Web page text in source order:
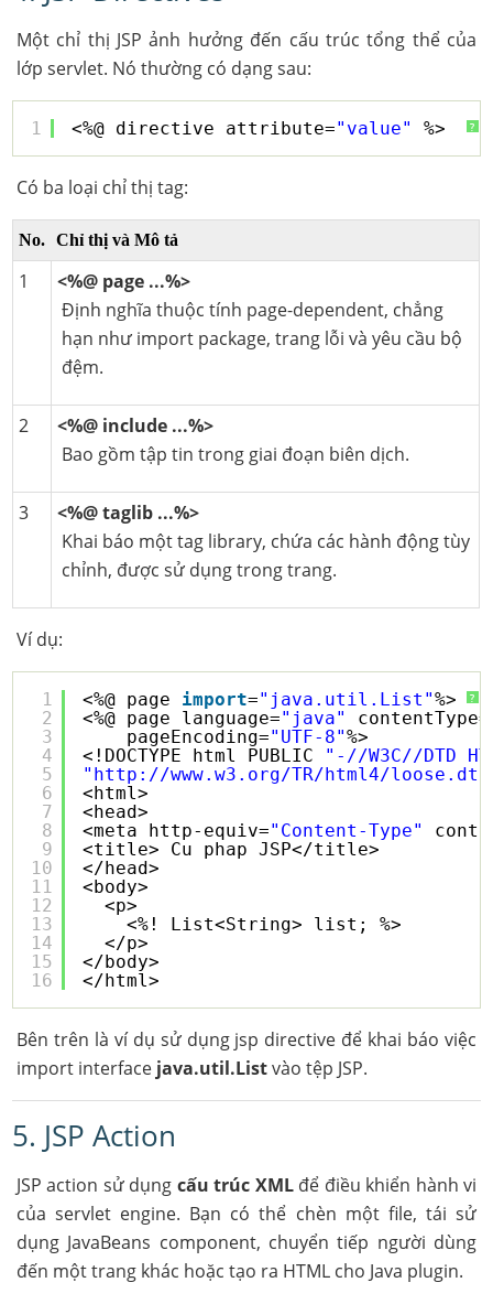
Một chỉ thị JSP ảnh hưởng đến cấu trúc tổng thể của
lớp servlet. Nó thường có dạng sau:
?
1 <%@ directive attribute="value" %>
Có ba loại chỉ thị tag:
No. Chỉ thị và Mô tả
1
<%@ page ...%>
Định nghĩa thuộc tính page-dependent, chẳng
hạn như import package, trang lỗi và yêu cầu bộ
đệm.
2
<%@ include ...%>
Bao gồm tập tin trong giai đoạn biên dịch.
3
<%@ taglib ...%>
Khai báo một tag library, chứa các hành động tùy
chỉnh, được sử dụng trong trang.
Ví dụ:
?
1
2
3
4
5
6
7
8
9
10
11
12
13
14
15
16
<%@ page import="java.util.List"%>
<%@ page language="java" contentType=
pageEncoding="UTF-8"%>
<!DOCTYPE html PUBLIC "-//W3C//DTD
" http://www.w3.org/TR/html4/loose.dtd
<html>
<head>
<meta http-equiv="Content-Type"
<title> Cu phap JSP</title>
</head>
<body>
<p>
<%! List<String> list; %>
</p>
</body>
</html>
Bên trên là ví dụ sử dụng jsp directive để khai báo việc
import interface java.util.Listvào tệp JSP.
5. JSP Action
JSP action sử dụng cấu trúc XMLđể điều khiển hành vi
của servlet engine. Bạn có thể chèn một file, tái sử
dụng JavaBeans component, chuyển tiếp người dùng
đến một trang khác hoặc tạo ra HTML cho Java plugin.